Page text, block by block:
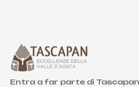
Entra a far parte di Tascapan